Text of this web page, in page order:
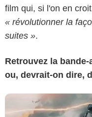
film qui, si l'on en
« révolutionner la
suites ».
Retrouvez la
ou, devrait-on dire,